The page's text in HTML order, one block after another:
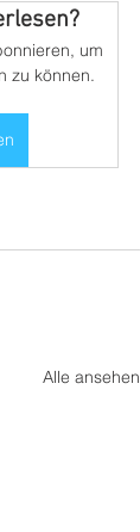
um
zu können.
Alle ansehen